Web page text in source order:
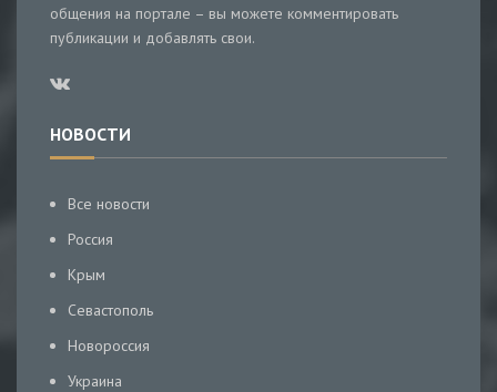
общения на портале – вы можете комментировать
публикации и добавлять свои.
НОВОСТИ
Все новости
Россия
Крым
Севастополь
Новороссия
Украина